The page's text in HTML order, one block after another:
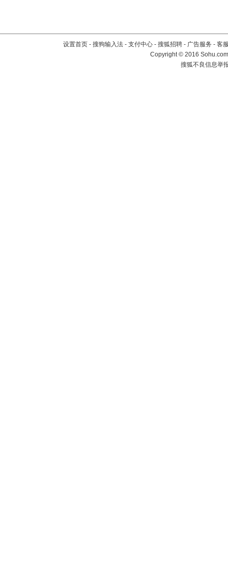
设置首页 - 搜狗输入法 - 支付中心 - 搜狐招聘 - 广告服务 - 客
Copyright©2016
搜狐不良信息举